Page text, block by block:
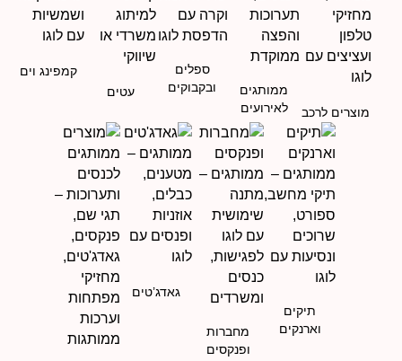
מוצרים לרכב
ממותגים
לאירועים
ספלים
ובקבוקים
עטים
קמפינג וים
תיקים
וארנקים
מחברות
ופנקסים
גאדג’טים